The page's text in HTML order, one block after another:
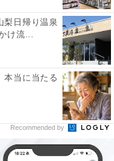
る（2018年3月19日撮影）
梨日帰り温泉
け流...
本当に当たる
Recommended by